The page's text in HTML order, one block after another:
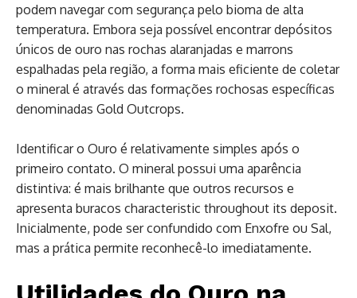
podem navegar com segurança pelo bioma de alta
temperatura. Embora seja possível encontrar depósitos
únicos de ouro nas rochas alaranjadas e marrons
espalhadas pela região, a forma mais eficiente de coletar
o mineral é através das formações rochosas específicas
denominadas Gold Outcrops.
Identificar o Ouro é relativamente simples após o
primeiro contato. O mineral possui uma aparência
distintiva: é mais brilhante que outros recursos e
apresenta buracos characteristic throughout its deposit.
Inicialmente, pode ser confundido com Enxofre ou Sal,
mas a prática permite reconhecê-lo imediatamente.